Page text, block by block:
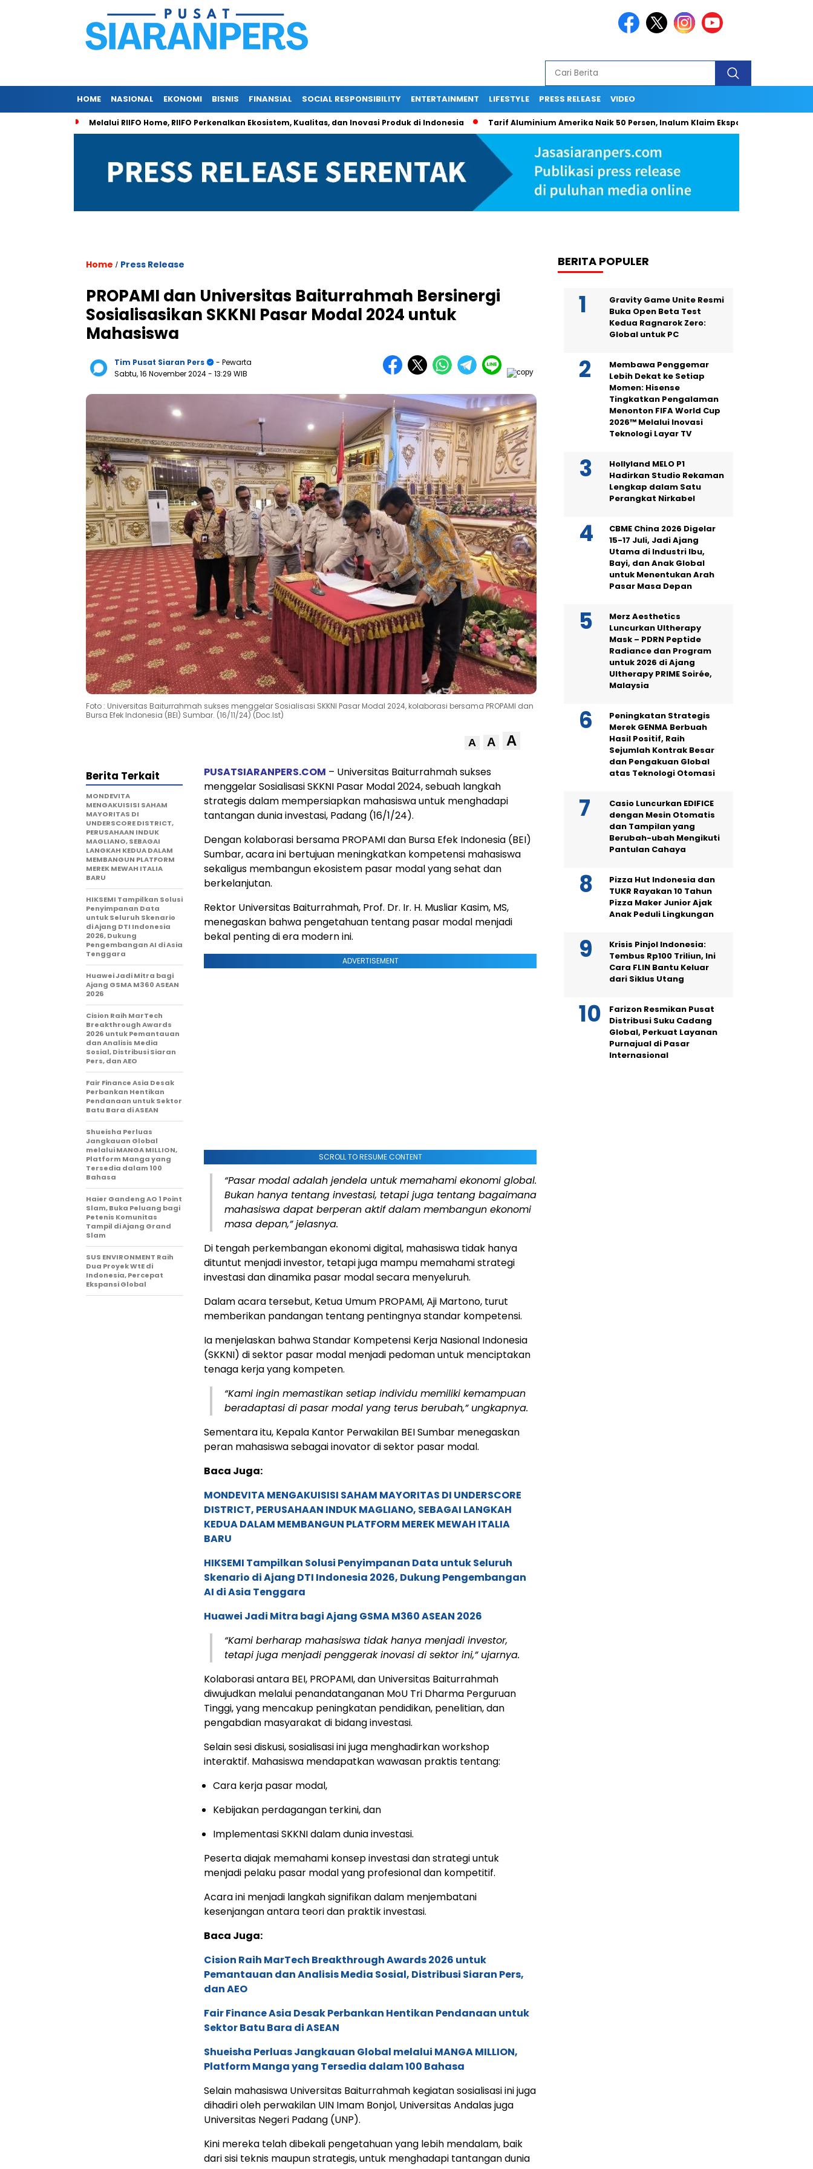
HOME NASIONAL EKONOMI BISNIS FINANSIAL SOCIAL RESPONSIBILITY ENTERTAINMENT LIFESTYLE PRESS RELEASE VIDEO
Melalui RIIFO Home, RIIFO Perkenalkan Ekosistem, Kualitas, dan Inovasi Produk di Indonesia Tarif Aluminium Amerika Naik 50 Persen, Inalum Klaim Ekspor Indonesia
Home / Press Release
PROPAMI dan Universitas Baiturrahmah Bersinergi
Sosialisasikan SKKNI Pasar Modal 2024 untuk
Mahasiswa
Tim Pusat Siaran Pers
- Pewarta
Sabtu, 16 November 2024- 13:29 WIB
Foto : Universitas Baiturrahmah sukses menggelar Sosialisasi SKKNI Pasar Modal 2024, kolaborasi bersama PROPAMI dan
Bursa Efek Indonesia (BEI) Sumbar. (16/11/24) (Doc.Ist)
A A A
PUSATSIARANPERS.COM – Universitas Baiturrahmah sukses
menggelar Sosialisasi SKKNI Pasar Modal 2024, sebuah langkah
strategis dalam mempersiapkan mahasiswa untuk menghadapi
tantangan dunia investasi, Padang (16/1/24).
Dengan kolaborasi bersama PROPAMI dan Bursa Efek Indonesia (BEI)
Sumbar, acara ini bertujuan meningkatkan kompetensi mahasiswa
sekaligus membangun ekosistem pasar modal yang sehat dan
berkelanjutan.
Rektor Universitas Baiturrahmah, Prof. Dr. Ir. H. Musliar Kasim, MS,
menegaskan bahwa pengetahuan tentang pasar modal menjadi
bekal penting di era modern ini.
ADVERTISEMENT
SCROLL TO RESUME CONTENT
“Pasar modal adalah jendela untuk memahami ekonomi global.
Bukan hanya tentang investasi, tetapi juga tentang bagaimana
mahasiswa dapat berperan aktif dalam membangun ekonomi
masa depan,” jelasnya.
Di tengah perkembangan ekonomi digital, mahasiswa tidak hanya
dituntut menjadi investor, tetapi juga mampu memahami strategi
investasi dan dinamika pasar modal secara menyeluruh.
Dalam acara tersebut, Ketua Umum PROPAMI, Aji Martono, turut
memberikan pandangan tentang pentingnya standar kompetensi.
Ia menjelaskan bahwa Standar Kompetensi Kerja Nasional Indonesia
(SKKNI) di sektor pasar modal menjadi pedoman untuk menciptakan
tenaga kerja yang kompeten.
“Kami ingin memastikan setiap individu memiliki kemampuan
beradaptasi di pasar modal yang terus berubah,” ungkapnya.
Sementara itu, Kepala Kantor Perwakilan BEI Sumbar menegaskan
peran mahasiswa sebagai inovator di sektor pasar modal.
Baca Juga:
MONDEVITA MENGAKUISISI SAHAM MAYORITAS DI UNDERSCORE
DISTRICT, PERUSAHAAN INDUK MAGLIANO, SEBAGAI LANGKAH
KEDUA DALAM MEMBANGUN PLATFORM MEREK MEWAH ITALIA
BARU
HIKSEMI Tampilkan Solusi Penyimpanan Data untuk Seluruh
Skenario di Ajang DTI Indonesia 2026, Dukung Pengembangan
AI di Asia Tenggara
Huawei Jadi Mitra bagi Ajang GSMA M360 ASEAN 2026
“Kami berharap mahasiswa tidak hanya menjadi investor,
tetapi juga menjadi penggerak inovasi di sektor ini,” ujarnya.
Kolaborasi antara BEI, PROPAMI, dan Universitas Baiturrahmah
diwujudkan melalui penandatanganan MoU Tri Dharma Perguruan
Tinggi, yang mencakup peningkatan pendidikan, penelitian, dan
pengabdian masyarakat di bidang investasi.
Selain sesi diskusi, sosialisasi ini juga menghadirkan workshop
interaktif. Mahasiswa mendapatkan wawasan praktis tentang:
Cara kerja pasar modal,
Kebijakan perdagangan terkini, dan
Implementasi SKKNI dalam dunia investasi.
Peserta diajak memahami konsep investasi dan strategi untuk
menjadi pelaku pasar modal yang profesional dan kompetitif.
Acara ini menjadi langkah signifikan dalam menjembatani
kesenjangan antara teori dan praktik investasi.
Baca Juga:
Cision Raih MarTech Breakthrough Awards 2026 untuk
Pemantauan dan Analisis Media Sosial, Distribusi Siaran Pers,
dan AEO
Fair Finance Asia Desak Perbankan Hentikan Pendanaan untuk
Sektor Batu Bara di ASEAN
Shueisha Perluas Jangkauan Global melalui MANGA MILLION,
Platform Manga yang Tersedia dalam 100 Bahasa
Selain mahasiswa Universitas Baiturrahmah kegiatan sosialisasi ini juga
dihadiri oleh perwakilan UIN Imam Bonjol, Universitas Andalas juga
Universitas Negeri Padang (UNP).
Kini mereka telah dibekali pengetahuan yang lebih mendalam, baik
dari sisi teknis maupun strategis, untuk menghadapi tantangan dunia
Berita Terkait
MONDEVITA
MENGAKUISISI SAHAM
MAYORITAS DI
UNDERSCORE DISTRICT,
PERUSAHAAN INDUK
MAGLIANO, SEBAGAI
LANGKAH KEDUA DALAM
MEMBANGUN PLATFORM
MEREK MEWAH ITALIA
BARU
HIKSEMI Tampilkan Solusi
Penyimpanan Data
untuk Seluruh Skenario
di Ajang DTI Indonesia
2026, Dukung
Pengembangan AI di Asia
Tenggara
Huawei Jadi Mitra bagi
Ajang GSMA M360 ASEAN
2026
Cision Raih MarTech
Breakthrough Awards
2026 untuk Pemantauan
dan Analisis Media
Sosial, Distribusi Siaran
Pers, dan AEO
Fair Finance Asia Desak
Perbankan Hentikan
Pendanaan untuk Sektor
Batu Bara di ASEAN
Shueisha Perluas
Jangkauan Global
melalui MANGA MILLION,
Platform Manga yang
Tersedia dalam 100
Bahasa
Haier Gandeng AO 1 Point
Slam, Buka Peluang bagi
Petenis Komunitas
Tampil di Ajang Grand
Slam
SUS ENVIRONMENT Raih
Dua Proyek WtE di
Indonesia, Percepat
Ekspansi Global
BERITA POPULER
Gravity Game Unite Resmi
Buka Open Beta Test
Kedua Ragnarok Zero:
Global untuk PC
Membawa Penggemar
Lebih Dekat ke Setiap
Momen: Hisense
Tingkatkan Pengalaman
Menonton FIFA World Cup
2026™ Melalui Inovasi
Teknologi Layar TV
Hollyland MELO P1
Hadirkan Studio Rekaman
Lengkap dalam Satu
Perangkat Nirkabel
CBME China 2026 Digelar
15-17 Juli, Jadi Ajang
Utama di Industri Ibu,
Bayi, dan Anak Global
untuk Menentukan Arah
Pasar Masa Depan
Merz Aesthetics
Luncurkan Ultherapy
Mask – PDRN Peptide
Radiance dan Program
untuk 2026 di Ajang
Ultherapy PRIME Soirée,
Malaysia
Peningkatan Strategis
Merek GENMA Berbuah
Hasil Positif, Raih
Sejumlah Kontrak Besar
dan Pengakuan Global
atas Teknologi Otomasi
Casio Luncurkan EDIFICE
dengan Mesin Otomatis
dan Tampilan yang
Berubah-ubah Mengikuti
Pantulan Cahaya
Pizza Hut Indonesia dan
TUKR Rayakan 10 Tahun
Pizza Maker Junior Ajak
Anak Peduli Lingkungan
Krisis Pinjol Indonesia:
Tembus Rp100 Triliun, Ini
Cara FLIN Bantu Keluar
dari Siklus Utang
Farizon Resmikan Pusat
Distribusi Suku Cadang
Global, Perkuat Layanan
Purnajual di Pasar
Internasional